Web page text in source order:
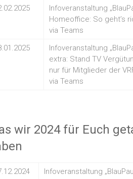
Infoveranstaltung
Homeoffice: So geht’s
via Teams
Infoveranstaltung
extra: Stand TV
nur für Mitglieder der
via Teams
wir 2024 für Euch
Infoveranstaltung